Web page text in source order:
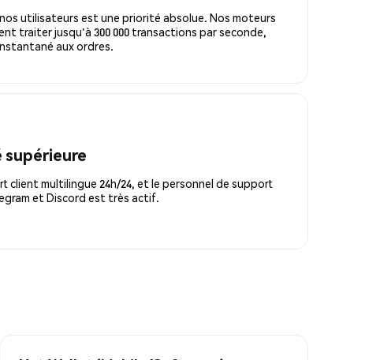
utilisateurs est une priorité absolue. Nos moteurs
traiter jusqu'à 300 000 transactions par seconde,
aux ordres.
client multilingue 24h/24, et le personnel de support
et Discord est très actif.